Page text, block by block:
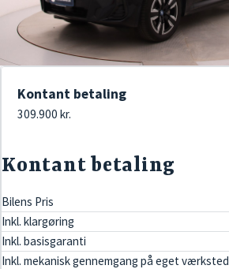
Kontant betaling
309.900 kr.
Kontant betaling
Bilens Pris
Inkl. klargøring
Inkl. basisgaranti
Inkl. mekanisk gennemgang på eget værksted